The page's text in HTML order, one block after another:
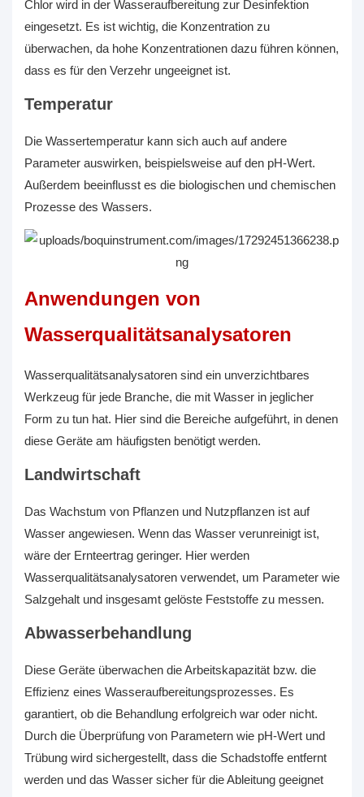
Chlor wird in der Wasseraufbereitung zur Desinfektion
eingesetzt. Es ist wichtig, die Konzentration zu
überwachen, da hohe Konzentrationen dazu führen können,
dass es für den Verzehr ungeeignet ist.
Temperatur
Die Wassertemperatur kann sich auch auf andere
Parameter auswirken, beispielsweise auf den pH-Wert.
Außerdem beeinflusst es die biologischen und chemischen
Prozesse des Wassers.
Anwendungen von
Wasserqualitätsanalysatoren
Wasserqualitätsanalysatoren sind ein unverzichtbares
Werkzeug für jede Branche, die mit Wasser in jeglicher
Form zu tun hat. Hier sind die Bereiche aufgeführt, in denen
diese Geräte am häufigsten benötigt werden.
Landwirtschaft
Das Wachstum von Pflanzen und Nutzpflanzen ist auf
Wasser angewiesen. Wenn das Wasser verunreinigt ist,
wäre der Ernteertrag geringer. Hier werden
Wasserqualitätsanalysatoren verwendet, um Parameter wie
Salzgehalt und insgesamt gelöste Feststoffe zu messen.
Abwasserbehandlung
Diese Geräte überwachen die Arbeitskapazität bzw. die
Effizienz eines Wasseraufbereitungsprozesses. Es
garantiert, ob die Behandlung erfolgreich war oder nicht.
Durch die Überprüfung von Parametern wie pH-Wert und
Trübung wird sichergestellt, dass die Schadstoffe entfernt
werden und das Wasser sicher für die Ableitung geeignet